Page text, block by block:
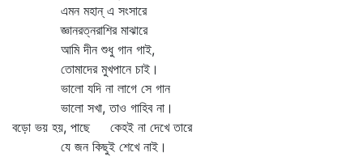
এমন মহান্‌ এ সংসারে
জ্ঞানরত্নরাশির মাঝারে
আমি দীন শুধু গান গাই,
তোমাদের মুখপানে চাই।
ভালো যদি না লাগে সে গান
ভালো সখা, তাও গাহিব না।
বড়ো ভয় হয়, পাছে কেহই না দেখে তারে
যে জন কিছুই শেখে নাই।